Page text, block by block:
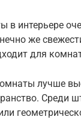
в интерьере
же
для
лучше
Среди